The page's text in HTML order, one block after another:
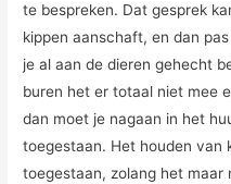
te bespreken. Dat gesprek
kippen aanschaft, en dan
je al aan de dieren gehecht
buren het er totaal niet mee
dan moet je nagaan in het
toegestaan. Het houden van
toegestaan, zolang het